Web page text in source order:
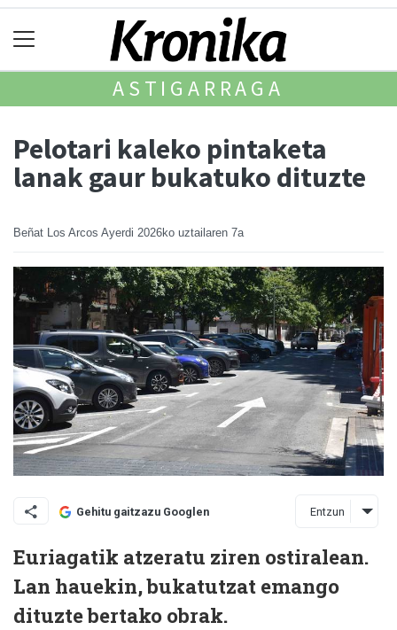
ASTIGARRAGA
Pelotari kaleko pintaketa
lanak gaur bukatuko dituzte
Beñat Los Arcos Ayerdi 2026ko uztailaren 7a
Gehitu gaitzazu Googlen Entzun
Euriagatik atzeratu ziren ostiralean.
Lan hauekin, bukatutzat emango
dituzte bertako obrak.